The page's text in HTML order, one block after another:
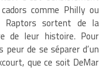
comme Philly ou
Raptors sortent de la
de leur histoire. Pour
de se séparer d’un
que ce soit DeMar